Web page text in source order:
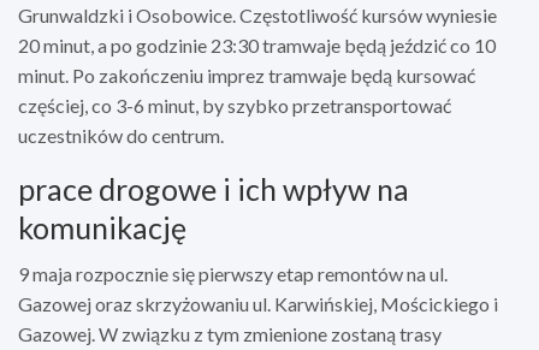
Grunwaldzki i Osobowice. Częstotliwość kursów wyniesie
20 minut, a po godzinie 23:30 tramwaje będą jeździć co 10
minut. Po zakończeniu imprez tramwaje będą kursować
częściej, co 3-6 minut, by szybko przetransportować
uczestników do centrum.
prace drogowe i ich wpływ na
komunikację
9 maja rozpocznie się pierwszy etap remontów na ul.
Gazowej oraz skrzyżowaniu ul. Karwińskiej, Mościckiego i
Gazowej. W związku z tym zmienione zostaną trasy